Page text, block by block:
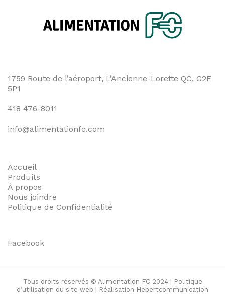
1759 Route de l’aéroport, L’Ancienne-Lorette QC, G2E
5P1
418 476-8011
info@alimentationfc.com
Accueil
Produits
À propos
Nous joindre
Politique de Confidentialité
Facebook
Tous droits réservés © Alimentation FC 2024 |
Politique
d’utilisation du site web | Réalisation Hebertcommunication